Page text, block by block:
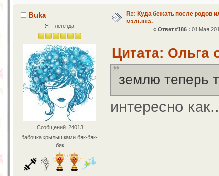
Buka
Я – легенда
Сообщений: 24013
бабочка крылышками бяк-бяк-
бяк
Re: Куда бежать после родов
малыша.
«Ответ #186 : 01 Мая
Цитата: Ольга
землю теперь
интересно